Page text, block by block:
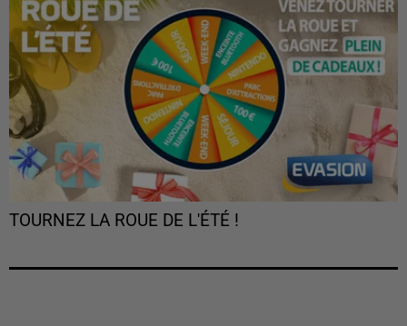
TOURNEZ LA ROUE DE L'ÉTÉ !